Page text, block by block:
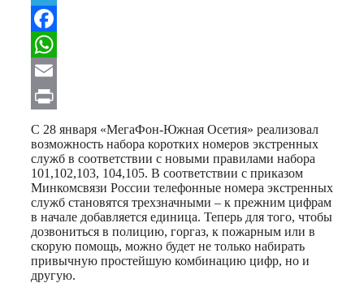
Telegram
Facebook
WhatsApp
Email
Print
С 28 января «МегаФон-Южная Осетия» реализовал
возможность набора коротких номеров экстренных
служб в соответствии с новыми правилами набора
101,102,103, 104,105. В соответствии с приказом
Минкомсвязи России телефонные номера экстренных
служб становятся трехзначными – к прежним цифрам
в начале добавляется единица. Теперь для того, чтобы
дозвониться в полицию, горгаз, к пожарным или в
скорую помощь, можно будет не только набирать
привычную простейшую комбинацию цифр, но и
другую.